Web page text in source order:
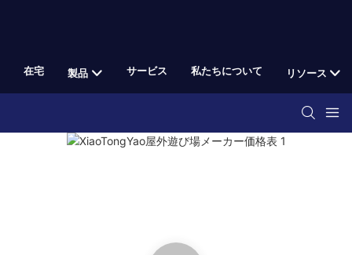
在宅 製品 サービス 私たちについて リソース